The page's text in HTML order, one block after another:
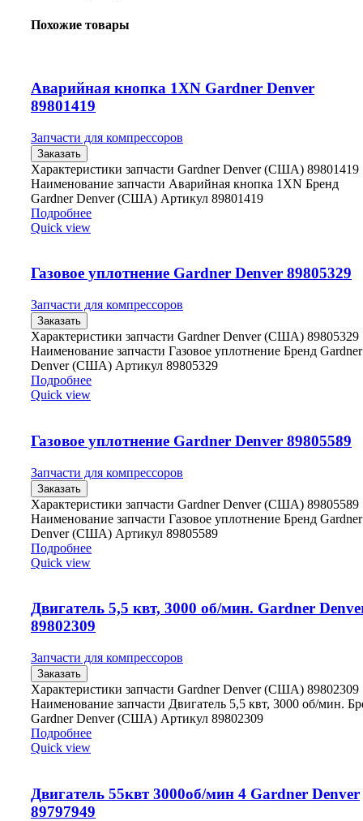
Похожие товары
Аварийная кнопка 1XN Gardner Denver
89801419
Запчасти для компрессоров
Заказать
Характеристики запчасти Gardner Denver (США) 89801419
Наименование запчасти Аварийная кнопка 1XN Бренд
Gardner Denver (США) Артикул 89801419
Подробнее
Quick view
Газовое уплотнение Gardner Denver 89805329
Запчасти для компрессоров
Заказать
Характеристики запчасти Gardner Denver (США) 89805329
Наименование запчасти Газовое уплотнение Бренд Gardner
Denver (США) Артикул 89805329
Подробнее
Quick view
Газовое уплотнение Gardner Denver 89805589
Запчасти для компрессоров
Заказать
Характеристики запчасти Gardner Denver (США) 89805589
Наименование запчасти Газовое уплотнение Бренд Gardner
Denver (США) Артикул 89805589
Подробнее
Quick view
Двигатель 5,5 квт, 3000 об/мин. Gardner
89802309
Запчасти для компрессоров
Заказать
Характеристики запчасти Gardner Denver (США) 89802309
Наименование запчасти Двигатель 5,5 квт, 3000 об/мин.
Gardner Denver (США) Артикул 89802309
Подробнее
Quick view
Двигатель 55квт 3000об/мин 4 Gardner Denver
89797949